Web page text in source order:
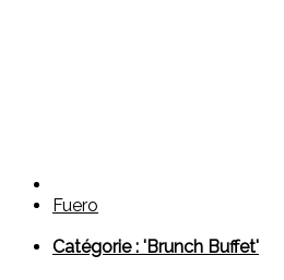
Fuero
Catégorie : 'Brunch Buffet'